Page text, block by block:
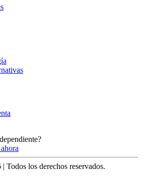
| Todos los derechos reservados.